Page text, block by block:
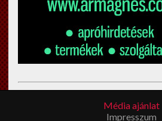
Esküvői filmkészítés Budapesten?
esküvői videóst keres?
Média ajánlat
Impresszum